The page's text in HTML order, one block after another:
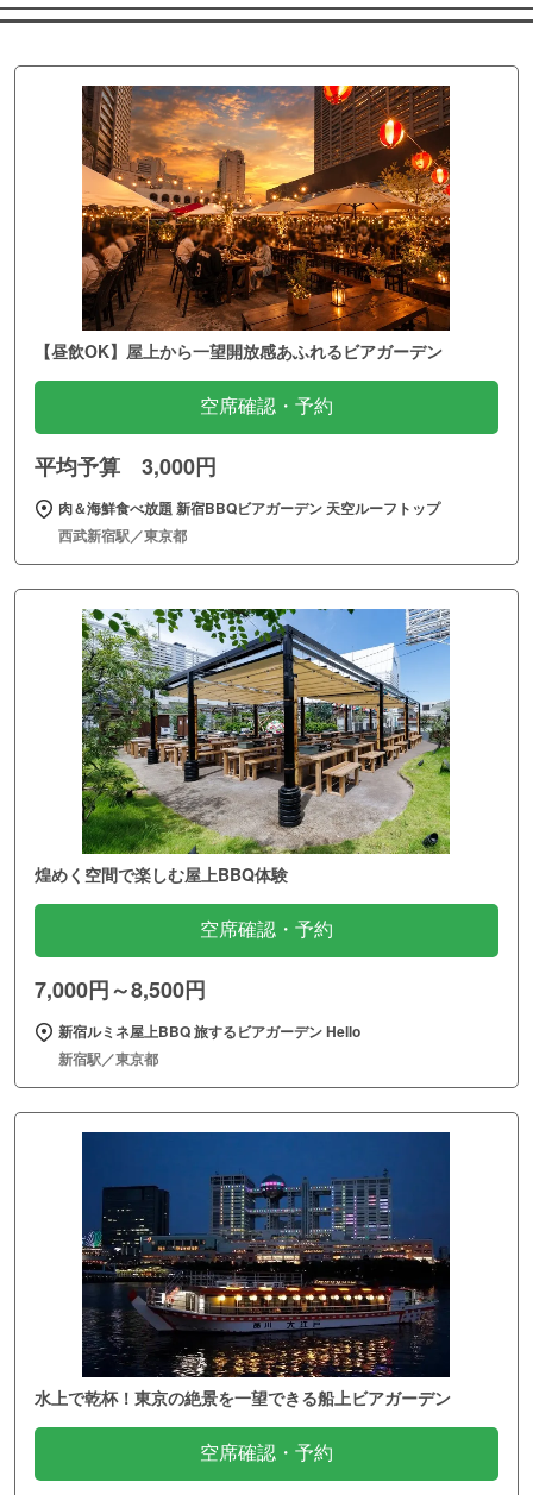
【昼飲OK】屋上から一望開放感あふれるビアガーデン
空席確認・予約
平均予算 3,000円
肉＆海鮮食べ放題 新宿BBQビアガーデン 天空ルーフトップ
西武新宿駅／東京都
煌めく空間で楽しむ屋上BBQ体験
空席確認・予約
7,000円～8,500円
新宿ルミネ屋上BBQ 旅するビアガーデン Hello
新宿駅／東京都
水上で乾杯！東京の絶景を一望できる船上ビアガーデン
空席確認・予約